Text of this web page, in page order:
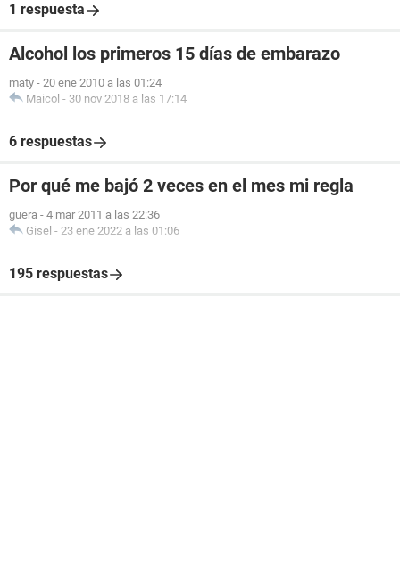
1 respuesta
Alcohol los primeros 15 días de embarazo
maty - 20 ene 2010 a las 01:24
Maicol - 30 nov 2018 a las 17:14
6 respuestas
Por qué me bajó 2 veces en el mes mi regla
guera - 4 mar 2011 a las 22:36
Gisel - 23 ene 2022 a las 01:06
195 respuestas